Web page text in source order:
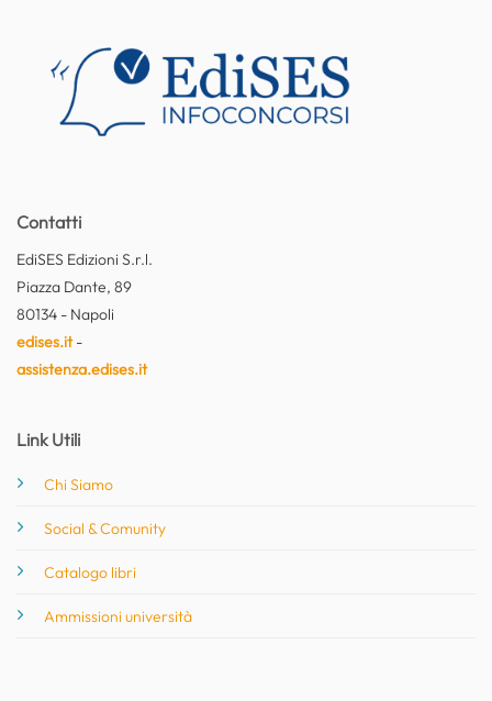
Contatti
EdiSES Edizioni S.r.l.
Piazza Dante, 89
80134 - Napoli
edises.it-
assistenza.edises.it
Link Utili
Chi Siamo
Social & Comunity
Catalogo libri
Ammissioni università